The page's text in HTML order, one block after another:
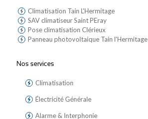
Climatisation Tain L'Hermitage
SAV climatiseur Saint PEray
Pose climatisation Clérieux
Panneau photovoltaique Tain l'Hermitage
Nos services
Climatisation
Électricité Générale
Alarme & Interphonie